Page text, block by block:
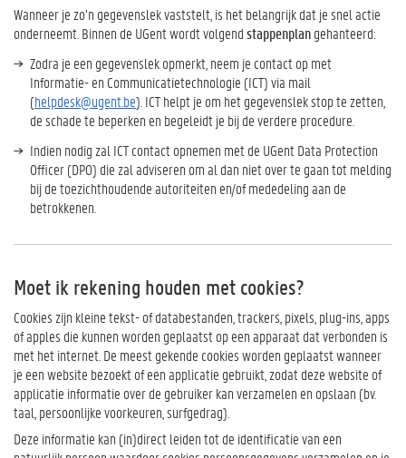
Wanneer je zo’n gegevenslek vaststelt, is het belangrijk dat je snel actie
onderneemt. Binnen de UGent wordt volgendstappenplangehanteerd:
Zodra je een gegevenslek opmerkt, neem je contact op met
Informatie- en Communicatietechnologie (ICT) via mail
(helpdesk@ugent.be). ICT helpt je om het gegevenslek stop te zetten,
de schade te beperken en begeleidt je bij de verdere procedure.
Indien nodig zal ICT contact opnemen met de UGent Data Protection
Officer (DPO) die zal adviseren om al dan niet over te gaan tot melding
bij de toezichthoudende autoriteiten en/of mededeling aan de
betrokkenen.
Moet ik rekening houden met cookies?
Cookies zijn kleine tekst- of databestanden, trackers, pixels, plug-ins, apps
of apples die kunnen worden geplaatst op een apparaat dat verbonden is
met het internet. De meest gekende cookies worden geplaatst wanneer
je een website bezoekt of een applicatie gebruikt, zodat deze website of
applicatie informatie over de gebruiker kan verzamelen en opslaan (bv.
taal, persoonlijke voorkeuren, surfgedrag).
Deze informatie kan (in)direct leiden tot de identificatie van een